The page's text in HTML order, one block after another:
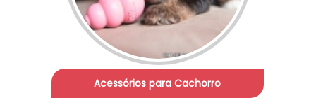
Acessórios para Cachorro